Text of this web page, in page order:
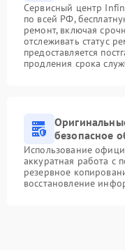
Сервисный центр
по всей РФ,
ремонт, включая
отслеживать статус
предоставляется
продления срока
безопасное
Использование
аккуратная работа с
резервное
восстановление